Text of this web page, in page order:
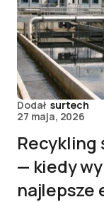
Dodał surtech
27 maja, 2026
Recykling
— kiedy
najlepsze